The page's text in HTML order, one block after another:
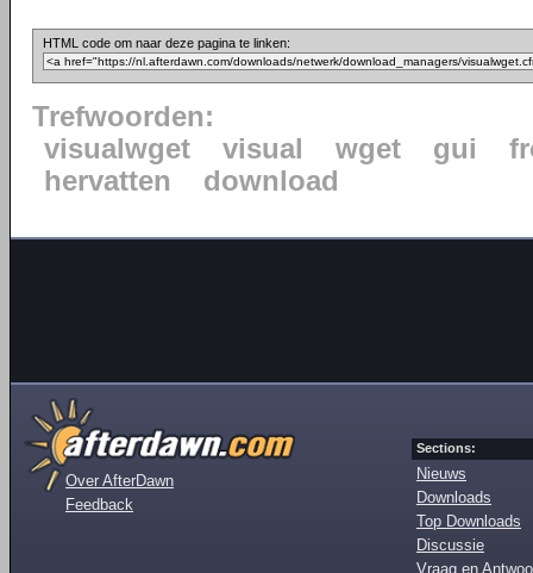
HTML code om naar deze pagina te linken:
Trefwoorden:
visualwget
visual wget gui
hervatten
download
Over AfterDawn
Feedback
Sections:
Nieuws
Downloads
Top Downloads
Discussie
Vraag en